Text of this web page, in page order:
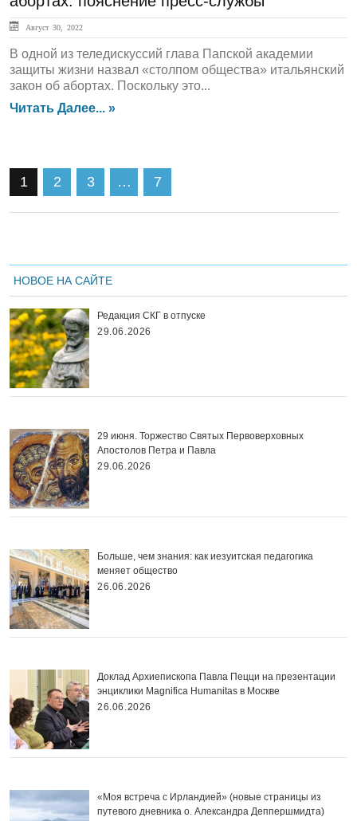
Август 30, 2022
В одной из теледискуссий глава Папской академии
защиты жизни назвал «столпом общества» итальянский
закон об абортах. Поскольку это...
Читать Далее... »
1 2 3 … 7
НОВОЕ НА САЙТЕ
Редакция СКГ в отпуске
29.06.2026
29 июня. Торжество Святых Первоверховных
Апостолов Петра и Павла
29.06.2026
Больше, чем знания: как иезуитская педагогика
меняет общество
26.06.2026
Доклад Архиепископа Павла Пецци на презентации
энциклики Magnifica Нumanitas в Москве
26.06.2026
«Моя встреча с Ирландией» (новые страницы из
путевого дневника о. Александра Деппершмидта)